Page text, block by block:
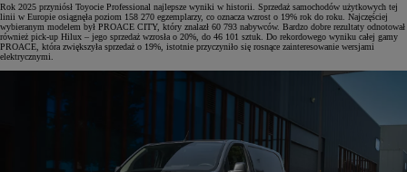
Rok 2025 przyniósł Toyocie Professional najlepsze wyniki w historii. Sprzedaż samochodów użytkowych tej
linii w Europie osiągnęła poziom 158 270 egzemplarzy, co oznacza wzrost o 19% rok do roku. Najczęściej
wybieranym modelem był PROACE CITY, który znalazł 60 793 nabywców. Bardzo dobre rezultaty odnotował
również pick-up Hilux – jego sprzedaż wzrosła o 20%, do 46 101 sztuk. Do rekordowego wyniku całej gamy
PROACE, która zwiększyła sprzedaż o 19%, istotnie przyczyniło się rosnące zainteresowanie wersjami
elektrycznymi.